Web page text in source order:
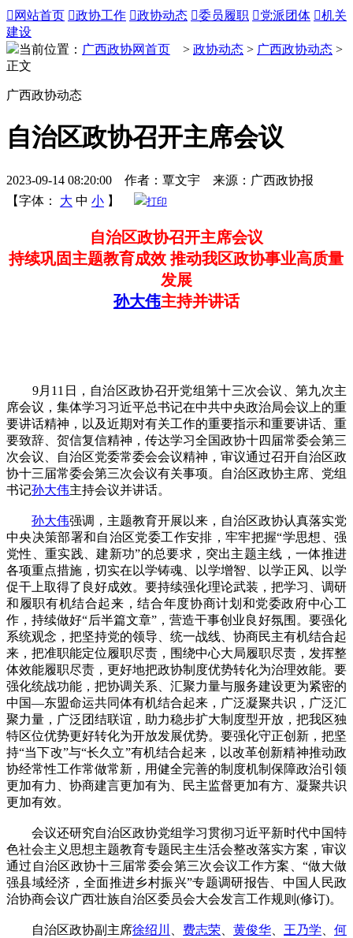
 网站首页 政协工作 政协动态 委员履职 党派团体 机关
建设
当前位置： 广西政协网首页 > 政协动态 > 广西政协动态 >
正文
广西政协动态
自治区政协召开主席会议
2023-09-14 08:20:00 作者：覃文宇 来源：广西政协报
【字体：
大 中 小 】 打印
自治区政协召开主席会议
持续巩固主题教育成效 推动我区政协事业高质量
发展
孙大伟主持并讲话
9月11日，自治区政协召开党组第十三次会议、第九次主
席会议，集体学习习近平总书记在中共中央政治局会议上的重
要讲话精神，以及近期对有关工作的重要指示和重要讲话、重
要致辞、贺信复信精神，传达学习全国政协十四届常委会第三
次会议、自治区党委常委会会议精神，审议通过召开自治区政
协十三届常委会第三次会议有关事项。自治区政协主席、党组
书记孙大伟主持会议并讲话。
孙大伟强调，主题教育开展以来，自治区政协认真落实党
中央决策部署和自治区党委工作安排，牢牢把握“学思想、强
党性、重实践、建新功”的总要求，突出主题主线，一体推进
各项重点措施，切实在以学铸魂、以学增智、以学正风、以学
促干上取得了良好成效。要持续强化理论武装，把学习、调研
和履职有机结合起来，结合年度协商计划和党委政府中心工
作，持续做好“后半篇文章”，营造干事创业良好氛围。要强化
系统观念，把坚持党的领导、统一战线、协商民主有机结合起
来，把准职能定位履职尽责，围绕中心大局履职尽责，发挥整
体效能履职尽责，更好地把政协制度优势转化为治理效能。要
强化统战功能，把协调关系、汇聚力量与服务建设更为紧密的
中国—东盟命运共同体有机结合起来，广泛凝聚共识，广泛汇
聚力量，广泛团结联谊，助力稳步扩大制度型开放，把我区独
特区位优势更好转化为开放发展优势。要强化守正创新，把坚
持“当下改”与“长久立”有机结合起来，以改革创新精神推动政
协经常性工作常做常新，用健全完善的制度机制保障政治引领
更加有力、协商建言更加有为、民主监督更加有方、凝聚共识
更加有效。
会议还研究自治区政协党组学习贯彻习近平新时代中国特
色社会主义思想主题教育专题民主生活会整改落实方案，审议
通过自治区政协十三届常委会第三次会议工作方案、“做大做
强县域经济，全面推进乡村振兴”专题调研报告、中国人民政
治协商会议广西壮族自治区委员会大会发言工作规则(修订)。
自治区政协副主席徐绍川 费志荣 黄俊华 王乃学
何